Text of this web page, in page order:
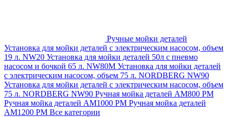
Ручные мойки деталей
Установка для мойки деталей с электрическим насосом, объем
19 л. NW20 Установка для мойки деталей 50л с пневмо
насосом и бочкой 65 л. NW80M Установка для мойки деталей
с электрическим насосом, объем 75 л. NORDBERG NW90
Установка для мойки деталей с электрическим насосом, объем
75 л. NORDBERG NW90 Ручная мойка деталей АМ800 РМ
Ручная мойка деталей АМ1000 РМ Ручная мойка деталей
АМ1200 РМ Все категории